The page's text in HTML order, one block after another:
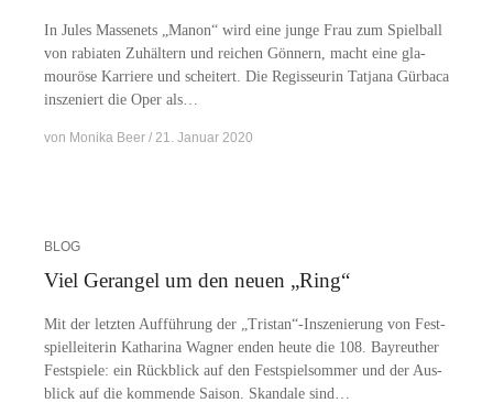
In Ju­les Mas­se­nets „Ma­non“ wird eine jun­ge Frau zum Spiel­ball
von ra­bia­ten Zu­häl­tern und rei­chen Gön­nern, macht eine gla­
mou­rö­se Kar­rie­re und schei­tert. Die Re­gis­seu­rin Tat­ja­na Gür­ba­ca
in­sze­niert die Oper als…
von Monika Beer 21. Januar 2020
BLOG
Viel Gerangel um den neuen „Ring“
Mit der letz­ten Auf­füh­rung der „Tristan“-Inszenierung von Fest­
spiel­lei­te­rin Ka­tha­ri­na Wag­ner en­den heu­te die 108. Bay­reu­ther
Fest­spie­le: ein Rück­blick auf den Fest­spiel­som­mer und der Aus­
blick auf die kom­men­de Sai­son. Skan­da­le sind…